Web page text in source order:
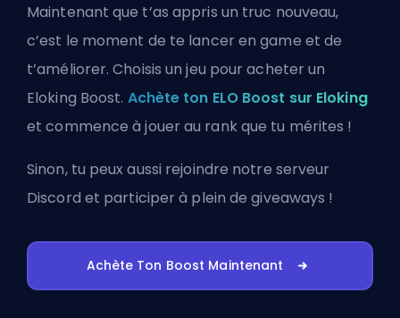
Maintenant que t’as appris un truc nouveau,
c’est le moment de te lancer en game et de
t’améliorer. Choisis un jeu pour acheter un
Eloking Boost. Achète ton ELO Boost sur Eloking
et commence à jouer au rank que tu mérites !
Sinon, tu peux aussi rejoindre notre serveur
Discord et participer à plein de giveaways !
Achète Ton Boost Maintenant